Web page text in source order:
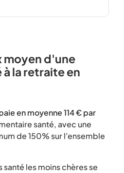
moyen d'une
la retraite en
en moyenne 114 € par
santé, avec une
de 150% sur l'ensemble
les moins chères se